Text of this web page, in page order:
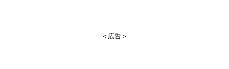
＜広告＞